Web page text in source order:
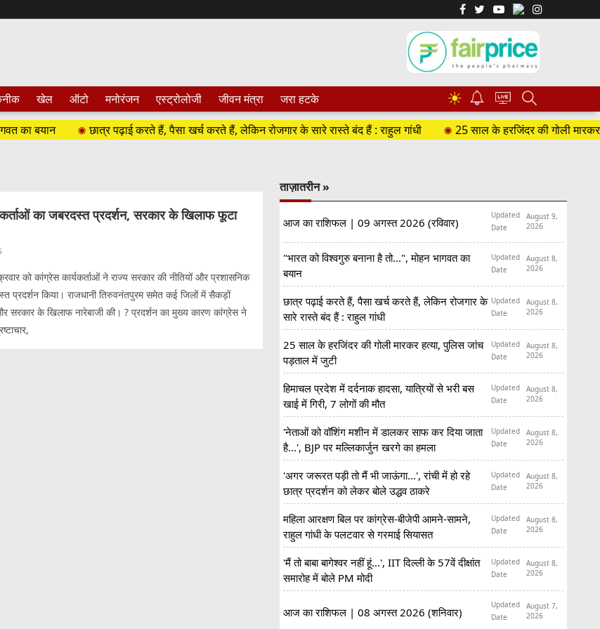
खेल ऑटो मनोरंजन एस्ट्रोलोजी जीवन मंत्रा जरा हटके ☀
बयान छात्र पढ़ाई करते हैं, पैसा खर्च करते हैं, लेकिन रोजगार के सारे रास्ते बंद हैं : राहुल गांधी 25 साल के हरजिंदर की गोली मारकर
का जबरदस्त प्रदर्शन, सरकार के खिलाफ फूटा
को कांग्रेस कार्यकर्ताओं ने राज्य सरकार की नीतियों और प्रशासनिक
प्रदर्शन किया। राजधानी तिरुवनंतपुरम समेत कई जिलों में सैकड़ों
सरकार के खिलाफ नारेबाजी की। ? प्रदर्शन का मुख्य कारण कांग्रेस ने
ताज़ातरीन »
आज का राशिफल | 09 अगस्त 2026 (रविवार)
Updated
Date
August 9,
2026
"भारत को विश्वगुरु बनाना है तो...", मोहन भागवत का
बयान
Updated
Date
August 8,
2026
छात्र पढ़ाई करते हैं, पैसा खर्च करते हैं, लेकिन रोजगार के
सारे रास्ते बंद हैं : राहुल गांधी
Updated
Date
August 8,
2026
25 साल के हरजिंदर की गोली मारकर हत्या, पुलिस जांच
पड़ताल में जुटी
Updated
Date
August 8,
2026
हिमाचल प्रदेश में दर्दनाक हादसा, यात्रियों से भरी बस
खाई में गिरी, 7 लोगों की मौत
Updated
Date
August 8,
2026
'नेताओं को वॉशिंग मशीन में डालकर साफ कर दिया जाता
है...', BJP पर मल्लिकार्जुन खरगे का हमला
Updated
Date
August 8,
2026
'अगर जरूरत पड़ी तो मैं भी जाऊंगा...', रांची में हो रहे
छात्र प्रदर्शन को लेकर बोले उद्धव ठाकरे
Updated
Date
August 8,
2026
महिला आरक्षण बिल पर कांग्रेस-बीजेपी आमने-सामने,
राहुल गांधी के पलटवार से गरमाई सियासत
Updated
Date
August 8,
2026
'मैं तो बाबा बागेश्वर नहीं हूं...', IIT दिल्ली के 57वें दीक्षांत
समारोह में बोले PM मोदी
Updated
Date
August 8,
2026
आज का राशिफल | 08 अगस्त 2026 (शनिवार)
Updated
Date
August 7,
2026